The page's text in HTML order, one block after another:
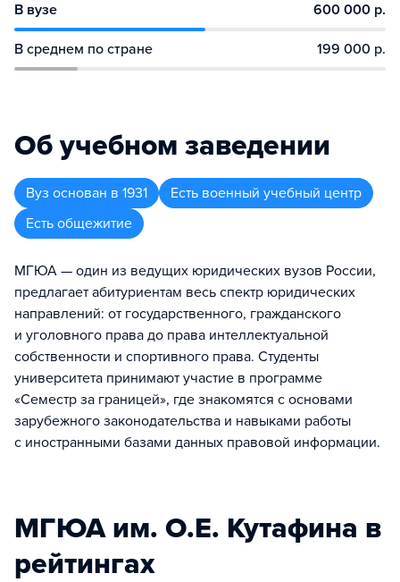
В вузе 600 000 р.
В среднем по стране 199 000 р.
Об учебном заведении
Вуз основан в 1931
Есть военный учебный центр
Есть общежитие
МГЮА — один из ведущих юридических вузов России,
предлагает абитуриентам весь спектр юридических
направлений: от государственного, гражданского
и уголовного права до права интеллектуальной
собственности и спортивного права. Студенты
университета принимают участие в программе
«Семестр за границей», где знакомятся с основами
зарубежного законодательства и навыками работы
с иностранными базами данных правовой информации.
МГЮА им. О.Е. Кутафина в
рейтингах